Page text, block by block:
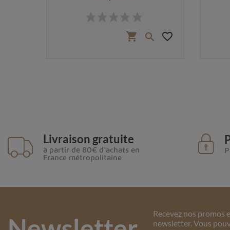
shopping_cart  favorite_border
Livraison gratuite
à partir de 80€ d'achats en
France métropolitaine
Recevez nos promos
newsletter. Vous